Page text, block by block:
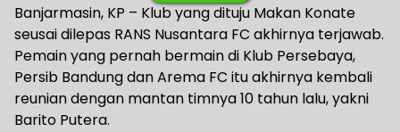
Banjarmasin, KP – Klub yang dituju Makan Konate
seusai dilepas RANS Nusantara FC akhirnya terjawab.
Pemain yang pernah bermain di Klub Persebaya,
Persib Bandung dan Arema FC itu akhirnya kembali
reunian dengan mantan timnya 10 tahun lalu, yakni
Barito Putera.